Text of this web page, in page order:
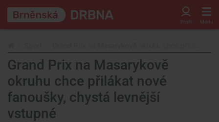
Grand Prix na Masarykově
okruhu chce přilákat nové
fanoušky, chystá levnější
vstupné